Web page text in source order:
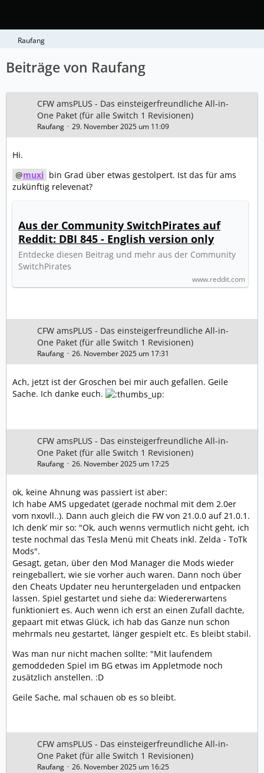
Raufang
Beiträge von Raufang
CFW amsPLUS - Das einsteigerfreundliche All-in-
One Paket (für alle Switch 1 Revisionen)
Raufang 29. November 2025 um 11:09
Hi.
muxi bin Grad über etwas gestolpert. Ist das für ams
zukünftig relevenat?
Aus der Community SwitchPirates auf
Reddit: DBI 845 - English version only
Entdecke diesen Beitrag und mehr aus der Community
SwitchPirates
www.reddit.com
CFW amsPLUS - Das einsteigerfreundliche All-in-
One Paket (für alle Switch 1 Revisionen)
Raufang 26. November 2025 um 17:31
Ach, jetzt ist der Groschen bei mir auch gefallen. Geile
Sache. Ich danke euch.
CFW amsPLUS - Das einsteigerfreundliche All-in-
One Paket (für alle Switch 1 Revisionen)
Raufang 26. November 2025 um 17:25
ok, keine Ahnung was passiert ist aber:
Ich habe AMS upgedatet (gerade nochmal mit dem 2.0er
vom nxovll..). Dann auch gleich die FW von 21.0.0 auf 21.0.1.
Ich denk’ mir so: "Ok, auch wenns vermutlich nicht geht, ich
teste nochmal das Tesla Menü mit Cheats inkl. Zelda - ToTk
Mods".
Gesagt, getan, über den Mod Manager die Mods wieder
reingeballert, wie sie vorher auch waren. Dann noch über
den Cheats Updater neu heruntergeladen und entpacken
lassen. Spiel gestartet und siehe da: Wiedererwartens
funktioniert es. Auch wenn ich erst an einen Zufall dachte,
gepaart mit etwas Glück, ich hab das Ganze nun schon
mehrmals neu gestartet, länger gespielt etc. Es bleibt stabil.
Was man nur nicht machen sollte: "Mit laufendem
gemoddeden Spiel im BG etwas im Appletmode noch
zusätzlich anstellen. :D
Geile Sache, mal schauen ob es so bleibt.
CFW amsPLUS - Das einsteigerfreundliche All-in-
One Paket (für alle Switch 1 Revisionen)
Raufang 26. November 2025 um 16:25